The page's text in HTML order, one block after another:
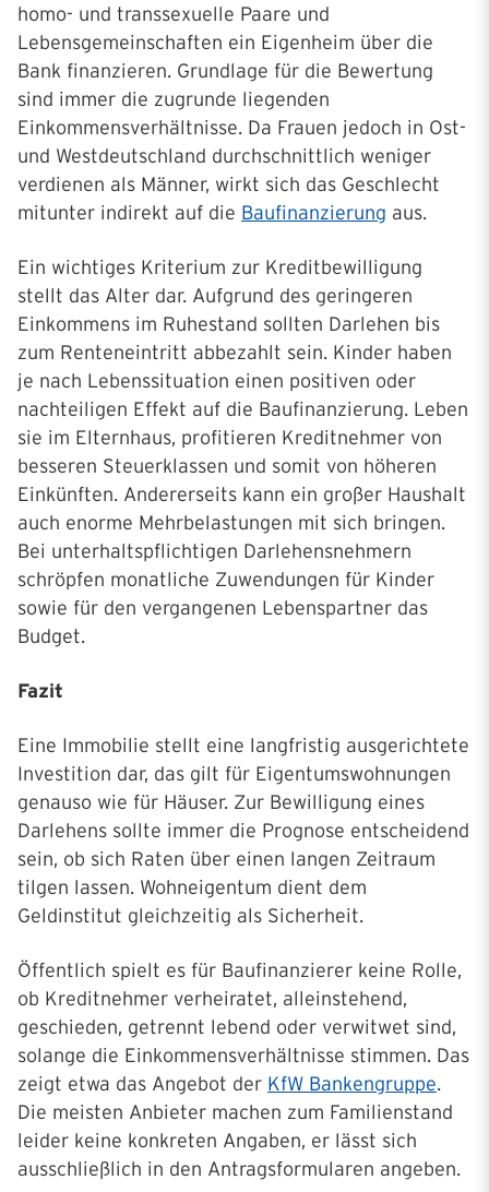
homo- und transsexuelle Paare und
Lebensgemeinschaften ein Eigenheim über die
Bank finanzieren. Grundlage für die Bewertung
sind immer die zugrunde liegenden
Einkommensverhältnisse. Da Frauen jedoch in Ost-
und Westdeutschland durchschnittlich weniger
verdienen als Männer, wirkt sich das Geschlecht
mitunter indirekt auf die Baufinanzierung aus.
Ein wichtiges Kriterium zur Kreditbewilligung
stellt das Alter dar. Aufgrund des geringeren
Einkommens im Ruhestand sollten Darlehen bis
zum Renteneintritt abbezahlt sein. Kinder haben
je nach Lebenssituation einen positiven oder
nachteiligen Effekt auf die Baufinanzierung. Leben
sie im Elternhaus, profitieren Kreditnehmer von
besseren Steuerklassen und somit von höheren
Einkünften. Andererseits kann ein großer Haushalt
auch enorme Mehrbelastungen mit sich bringen.
Bei unterhaltspflichtigen Darlehensnehmern
schröpfen monatliche Zuwendungen für Kinder
sowie für den vergangenen Lebenspartner das
Budget.
Fazit
Eine Immobilie stellt eine langfristig ausgerichtete
Investition dar, das gilt für Eigentumswohnungen
genauso wie für Häuser. Zur Bewilligung eines
Darlehens sollte immer die Prognose entscheidend
sein, ob sich Raten über einen langen Zeitraum
tilgen lassen. Wohneigentum dient dem
Geldinstitut gleichzeitig als Sicherheit.
Öffentlich spielt es für Baufinanzierer keine Rolle,
ob Kreditnehmer verheiratet, alleinstehend,
geschieden, getrennt lebend oder verwitwet sind,
solange die Einkommensverhältnisse stimmen. Das
zeigt etwa das Angebot der KfW Bankengruppe.
Die meisten Anbieter machen zum Familienstand
leider keine konkreten Angaben, er lässt sich
ausschließlich in den Antragsformularen angeben.